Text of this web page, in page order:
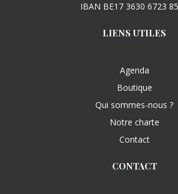
IBAN BE17 3630 6723
LIENS UTILES
Agenda
Boutique
Qui sommes-nous ?
Notre charte
Contact
CONTACT